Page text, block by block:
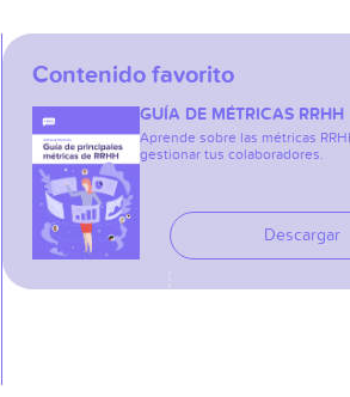
Contenido favorito
GUÍA DE MÉTRICAS RRHH
Aprende sobre las métricas
gestionar tus colaboradores.
Descargar